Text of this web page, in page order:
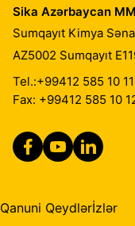
Sika Azərbaycan
Sumqayıt Kimya
AZ5002 Sumqayıt
Tel.:+99412 585 10 11
Fax: +99412 585 10
Qanuni Qeydlərİzlər